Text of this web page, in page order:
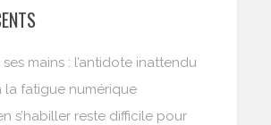
mains : l’antidote inattendu
la fatigue numérique
s’habiller reste difficile pour